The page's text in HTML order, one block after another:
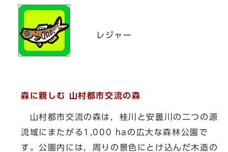
レジャー
森に親しむ 山村都市交流の森
山村都市交流の森は，桂川と安曇川の二つの源
流域にまたがる1,000 haの広大な森林公園で
す。公園内には，周りの景色にとけ込んだ木造の